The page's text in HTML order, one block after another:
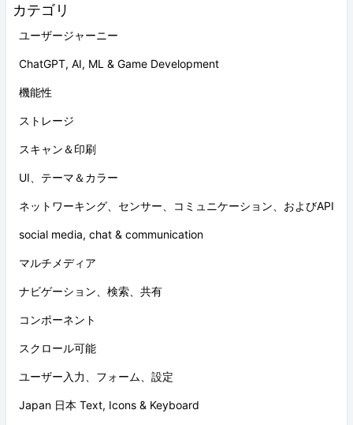
カテゴリ
ユーザージャーニー
ChatGPT, AI, ML & Game Development
機能性
ストレージ
スキャン＆印刷
UI、テーマ＆カラー
ネットワーキング、センサー、コミュニケーション、およびAPI
social media, chat & communication
マルチメディア
ナビゲーション、検索、共有
コンポーネント
スクロール可能
ユーザー入力、フォーム、設定
Japan 日本 Text, Icons & Keyboard